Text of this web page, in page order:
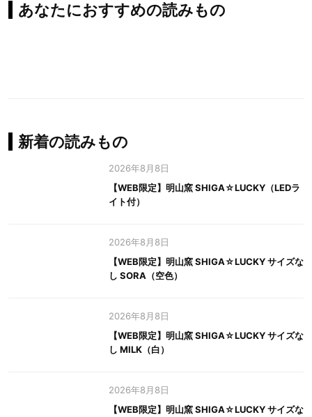
あなたにおすすめの読みもの
新着の読みもの
2026年8月8日
【WEB限定】明山窯 SHIGA☆LUCKY（LEDラ
イト付）
2026年8月8日
【WEB限定】明山窯 SHIGA☆LUCKY サイズな
し SORA（空色）
2026年8月8日
【WEB限定】明山窯 SHIGA☆LUCKY サイズな
し MILK（白）
2026年8月8日
【WEB限定】明山窯 SHIGA☆LUCKY サイズな